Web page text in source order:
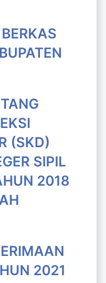
(SKD)
SIPIL
2018
2021